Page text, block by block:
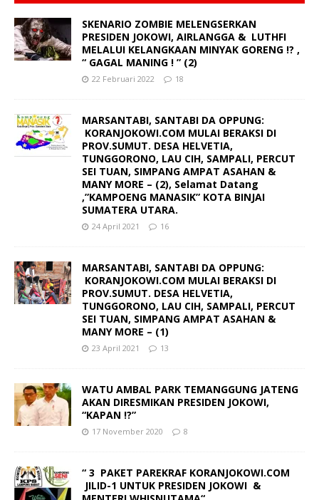
SKENARIO ZOMBIE MELENGSERKAN
PRESIDEN JOKOWI, AIRLANGGA & LUTHFI
MELALUI KELANGKAAN MINYAK GORENG !? ,
“ GAGAL MANING ! ” (2)
22 Februari 2022 18
MARSANTABI, SANTABI DA OPPUNG:
KORANJOKOWI.COM MULAI BERAKSI DI
PROV.SUMUT. DESA HELVETIA,
TUNGGORONO, LAU CIH, SAMPALI, PERCUT
SEI TUAN, SIMPANG AMPAT ASAHAN &
MANY MORE – (2), Selamat Datang
,”KAMPOENG MANASIK” KOTA BINJAI
SUMATERA UTARA.
24 April 2021 16
MARSANTABI, SANTABI DA OPPUNG:
KORANJOKOWI.COM MULAI BERAKSI DI
PROV.SUMUT. DESA HELVETIA,
TUNGGORONO, LAU CIH, SAMPALI, PERCUT
SEI TUAN, SIMPANG AMPAT ASAHAN &
MANY MORE – (1)
23 April 2021 13
WATU AMBAL PARK TEMANGGUNG JATENG
AKAN DIRESMIKAN PRESIDEN JOKOWI,
“KAPAN !?”
17 November 2020 8
“ 3 PAKET PAREKRAF KORANJOKOWI.COM
JILID-1 UNTUK PRESIDEN JOKOWI &